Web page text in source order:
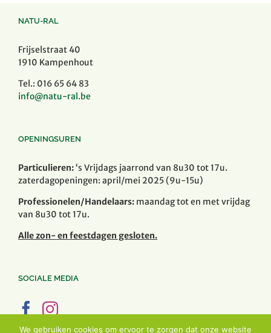
NATU-RAL
Frijselstraat 40
1910 Kampenhout
Tel.: 016 65 64 83
info@natu-ral.be
OPENINGSUREN
Particulieren:‘s Vrijdags jaarrond van 8u30 tot 17u.
zaterdagopeningen: april/mei 2025 (9u-15u)
Professionelen/Handelaars: maandag tot en met vrijdag
van 8u30 tot 17u.
Alle zon- en feestdagen gesloten.
SOCIALE MEDIA
We gebruiken cookies om ervoor te zorgen dat onze website